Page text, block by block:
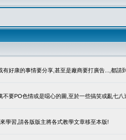
有好康的事情要分享,甚至是廠商要打廣告...,都請
不要PO色情或是噁心的圖,至於一些搞笑或亂七
學習,請各版版主將各式教學文章移至本版!